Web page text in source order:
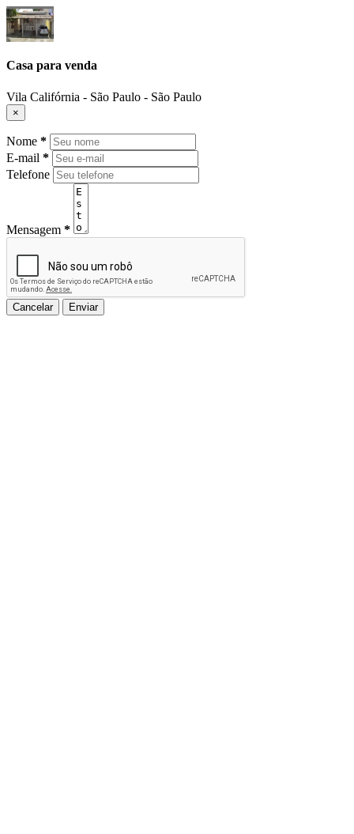
Casa para venda
Vila Califórnia - São Paulo - São Paulo
×
Nome *
E-mail *
Telefone
Mensagem *
Cancelar Enviar